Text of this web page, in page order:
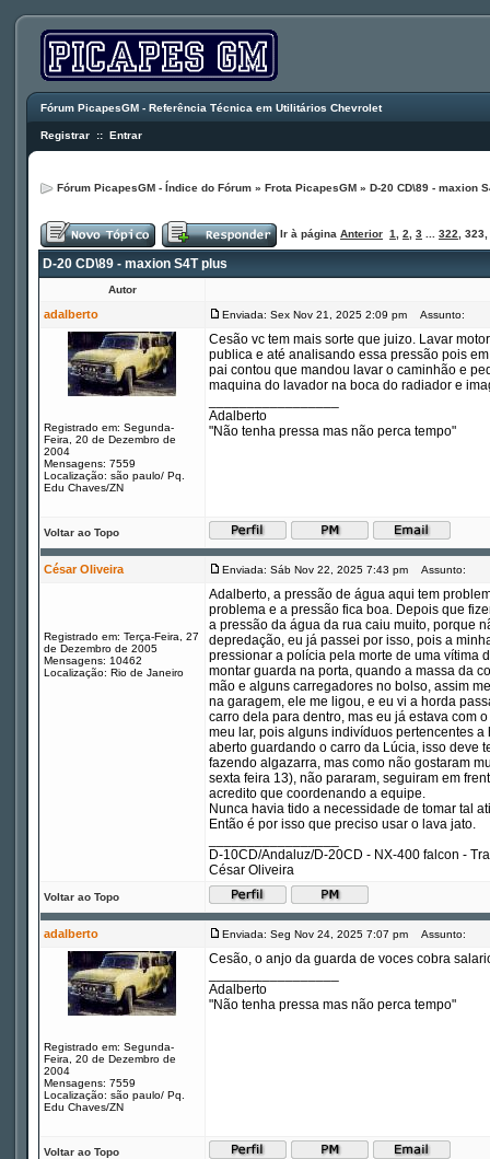
Fórum PicapesGM - Referência Técnica em Utilitários Chevrolet
Registrar :: Entrar
Fórum PicapesGM - Índice do Fórum » Frota PicapesGM » D-20 CD\89 - maxion
Ir à página Anterior 1 2 3 322 323
D-20 CD\89 - maxion S4T plus
Autor
adalberto Enviada: Sex Nov 21, 2025 2:09 pm Assunto:
Registrado em: Segunda-
Feira, 20 de Dezembro de
2004
Mensagens: 7559
Localização: são paulo/ Pq.
Edu Chaves/ZN
Cesão vc tem mais sorte que juizo. Lavar
publica e até analisando essa pressão pois
pai contou que mandou lavar o caminhão e
maquina do lavador na boca do radiador e
Adalberto
"Não tenha pressa mas não perca tempo"
Voltar ao Topo
César Oliveira Enviada: Sáb Nov 22, 2025 7:43 pm Assunto:
Registrado em: Terça-Feira, 27
de Dezembro de 2005
Mensagens: 10462
Localização: Rio de Janeiro
Adalberto, a pressão de água aqui tem
problema e a pressão fica boa. Depois que
a pressão da água da rua caiu muito, porque
depredação, eu já passei por isso, pois a
pressionar a polícia pela morte de uma vítima
montar guarda na porta, quando a massa da
mão e alguns carregadores no bolso, assim
na garagem, ele me ligou, e eu vi a horda
carro dela para dentro, mas eu já estava com
meu lar, pois alguns indivíduos pertencentes
aberto guardando o carro da Lúcia, isso deve
fazendo algazarra, mas como não gostaram
sexta feira 13), não pararam, seguiram em
acredito que coordenando a equipe.
Nunca havia tido a necessidade de tomar tal
Então é por isso que preciso usar o lava jato.
D-10CD/Andaluz/D-20CD - NX-400 falcon -
César Oliveira
Voltar ao Topo
adalberto Enviada: Seg Nov 24, 2025 7:07 pm Assunto:
Registrado em: Segunda-
Feira, 20 de Dezembro de
2004
Mensagens: 7559
Localização: são paulo/ Pq.
Edu Chaves/ZN
Cesão, o anjo da guarda de voces cobra
Adalberto
"Não tenha pressa mas não perca tempo"
Voltar ao Topo